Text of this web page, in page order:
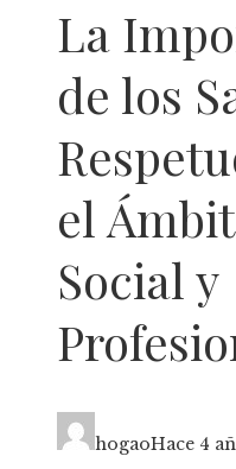
La
de los
el
Social y
hogaoHace 4